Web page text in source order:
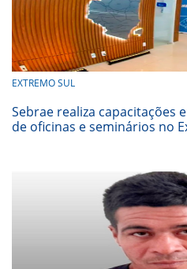
EXTREMO SUL
Sebrae realiza capacitações
de oficinas e seminários no